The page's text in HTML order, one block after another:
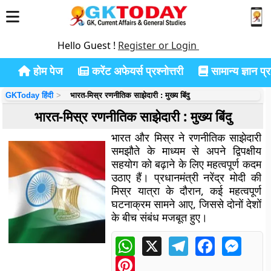
Hello Guest ! Register or Login
होम पेज करेंट अफेयर्स प्रश्नोत्तरी सामान्य ज्ञान
GKToday हिंदी भारत-मिस्र रणनीतिक साझेदारी : मुख्य बिंदु
भारत-मिस्र रणनीतिक साझेदारी : मुख्य बिंदु
भारत और मिस्र ने रणनीतिक साझेदारी
समझौते के माध्यम से अपने द्विपक्षीय
सहयोग को बढ़ाने के लिए महत्वपूर्ण कदम
उठाए हैं।प्रधानमंत्री नरेंद्र मोदी की
मिस्र यात्रा के दौरान, कई महत्वपूर्ण
घटनाक्रम सामने आए, जिससे दोनों देशों
के बीच संबंध मजबूत हुए।
WhatsApp TelegramFacebook